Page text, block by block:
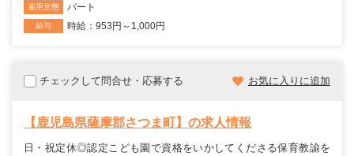
雇用形態 パート
給与 時給：953円～1,000円
チェックして問合せ・応募する お気に入りに追加
【鹿児島県薩摩郡さつま町】の求人情報
日・祝定休◎認定こども園で資格をいかしてくださる保育教諭を